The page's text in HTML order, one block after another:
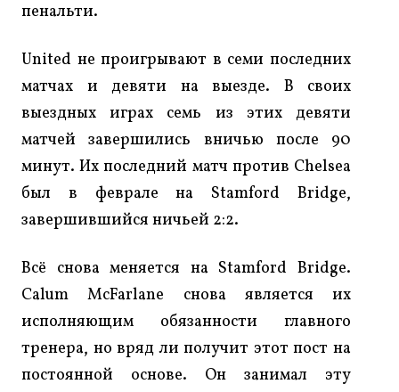
пенальти.
United не проигрывают в семи последних
матчах и девяти на выезде. В своих
выездных играх семь из этих девяти
матчей завершились вничью после 90
минут. Их последний матч против Chelsea
был в феврале на Stamford Bridge,
завершившийся ничьей 2:2.
Всё снова меняется на Stamford Bridge.
Calum McFarlane снова является их
исполняющим обязанности главного
тренера, но вряд ли получит этот пост на
постоянной основе. Он занимал эту